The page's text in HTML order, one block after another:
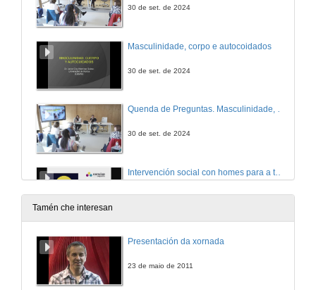
30 de set. de 2024
Masculinidade, corpo e autocoidados
30 de set. de 2024
Quenda de Preguntas. Masculinidade, corpo e autocoidados
30 de set. de 2024
30 de set. de 2024
Intervención de Ángel Lozoya.
Tamén che interesan
Presentación da xornada
23 de maio de 2011